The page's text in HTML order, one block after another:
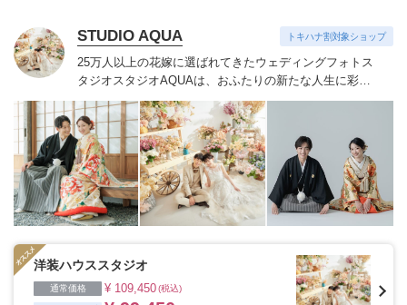
STUDIO AQUA トキハナ割対象ショップ
25万人以上の花嫁に選ばれてきたウェディングフォトス
タジオスタジオAQUAは、おふたりの新たな人生に彩り
を添える“最高のウェディングフォト”のお手伝いをさせ
ていただきます。1枚の写真のチカラを信じて
洋装ハウススタジオ
通常価格 ¥ 109,450(税込)